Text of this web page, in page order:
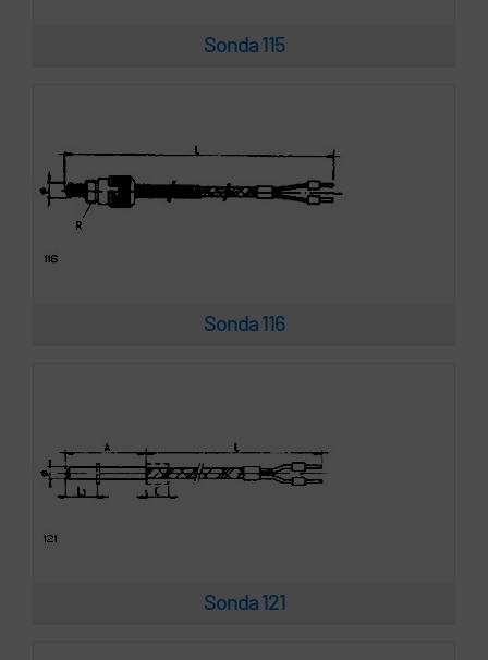
Sonda 115
Sonda 116
Sonda 121